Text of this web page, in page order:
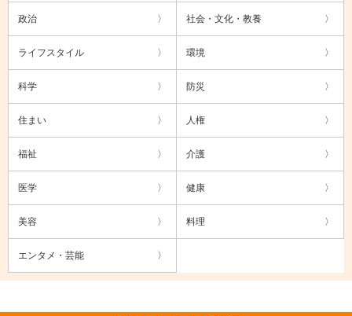
政治 社会・文化・教養
ライフスタイル 環境
科学 防災
住まい 人権
福祉 介護
医学 健康
美容 料理
エンタメ・芸能